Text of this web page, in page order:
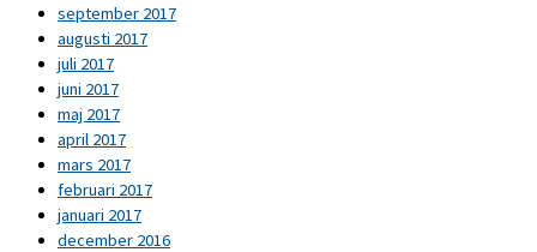
september 2017
augusti 2017
juli 2017
juni 2017
maj 2017
april 2017
mars 2017
februari 2017
januari 2017
december 2016